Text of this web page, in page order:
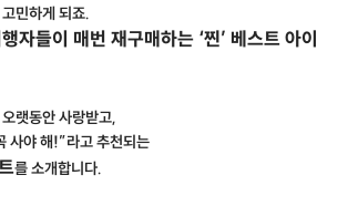
민하게 되죠.
자들이 매번 재구매하는 ‘찐’ 베스트 아이
랫동안 사랑받고,
사야 해!”라고 추천되는
를 소개합니다.